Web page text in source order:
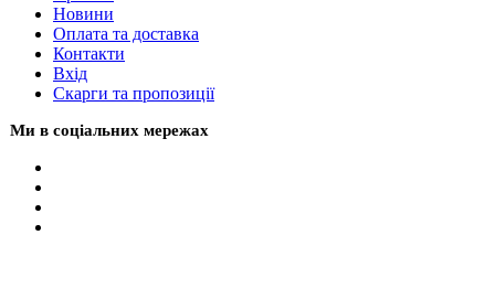
Новини
Оплата та доставка
Контакти
Вхiд
Скарги та пропозиції
Ми в соціальних мережах